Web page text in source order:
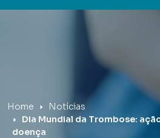
Home
Notícias
Dia Mundial da Trombose:
doença